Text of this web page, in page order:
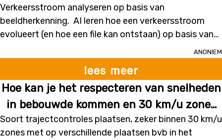
Verkeersstroom analyseren op basis van
beeldherkenning. AI leren hoe een verkeersstroom
evolueert (en hoe een file kan ontstaan) op basis van
Anoniem
lees meer
Hoe kan je het respecteren van snelheden
in bebouwde kommen en 30 km/u zones
beter laten opvolgen?
Soort trajectcontroles plaatsen, zeker binnen 30 km/u
zones met op verschillende plaatsen bvb in het